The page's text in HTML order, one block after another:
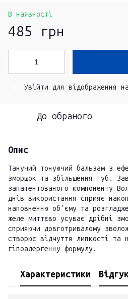
В наявності
485 грн
Увійти для відображення
До обраного
Опис
Танучий тонуючий бальзам з
зморшок та збільшення губ.
запатентованого компоненту
днів використання сприяє
наповненню об'єму та
желе миттєво усуває дрібні
сприяючи довготривалому
створює відчуття липкості та
гіпоалергенну формулу.
Характеристики